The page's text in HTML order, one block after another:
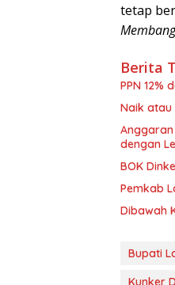
tetap
Berita
PPN 12%
Naik atau
Anggaran
dengan
BOK
Pemkab
Dibawah
Bupati
Kunker